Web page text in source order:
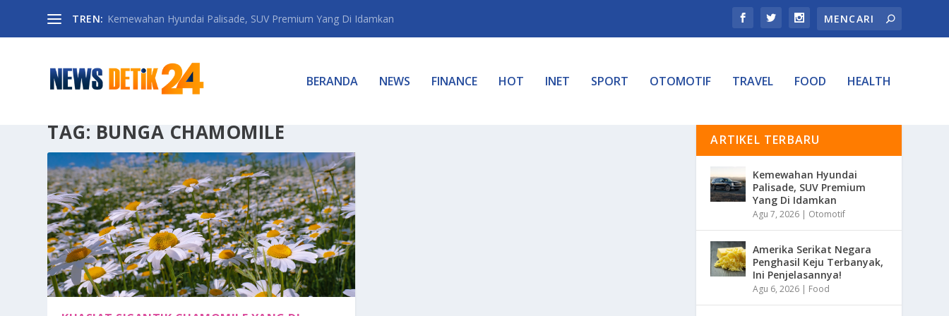
TREN: Kemewahan Hyundai Palisade, SUV Premium Yang Di Idamkan
BERANDA NEWS FINANCE HOT INET SPORT OTOMOTIF TRAVEL FOOD HEALTH
TAG: BUNGA CHAMOMILE ARTIKEL TERBARU
Kemewahan Hyundai
Palisade, SUV Premium
Yang Di Idamkan
Agu 7, 2026 | Otomotif
Amerika Serikat Negara
Penghasil Keju Terbanyak,
Ini Penjelasannya!
Agu 6, 2026 | Food